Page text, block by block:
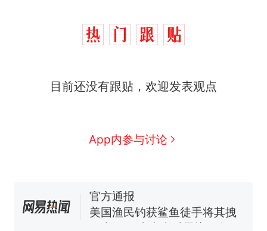
目前还没有跟贴，欢迎发表观点
App内参与讨论
热
西班牙飞地休达边境，摩洛
洛哥涌入西班牙
号，仅凭视频评出？中国烹饪
140多朵
美国一场追捕行动中，一男子
在车辆行驶中爬上车顶跳舞。
美国渔民钓获鲨鱼徒手将其拽
回大海 目击者直呼震惊 （视频